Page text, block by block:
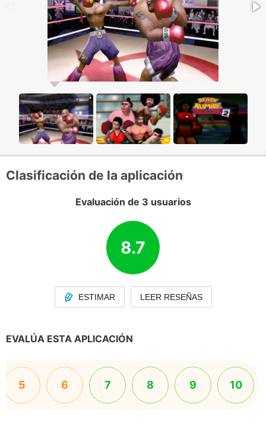
Clasificación de la aplicación
Evaluación de 3 usuarios
8.7
ESTIMAR LEER RESEÑAS
EVALÚA ESTA APLICACIÓN
5 6 7 8 9 10